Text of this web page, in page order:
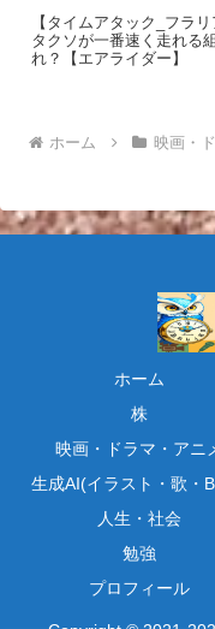
【タイムアタック_フラ
タクソが一番速く走れる
れ？【エアライダー】
ホーム 映画・
ホーム
株
映画・ドラマ・アニ
生成AI(イラスト・歌・
人生・社会
勉強
プロフィール